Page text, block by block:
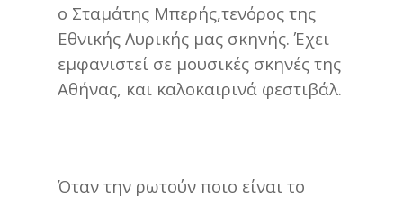
ο Σταμάτης Μπερής,τενόρος της
Εθνικής Λυρικής μας σκηνής. Έχει
εμφανιστεί σε μουσικές σκηνές της
Αθήνας, και καλοκαιρινά φεστιβάλ.
Όταν την ρωτούν ποιο είναι το